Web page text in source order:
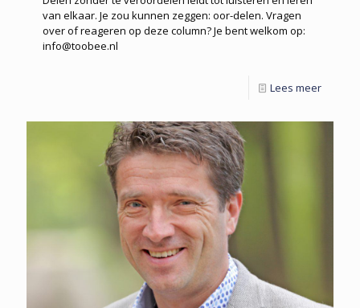
van elkaar. Je zou kunnen zeggen: oor-delen. Vragen
over of reageren op deze column? Je bent welkom op:
info@toobee.nl
Lees meer